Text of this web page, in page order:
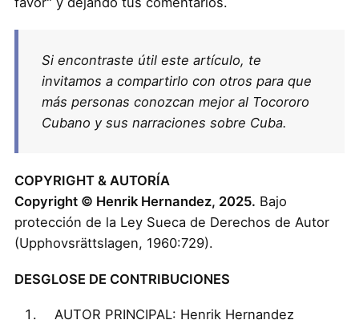
Si encontraste útil este artículo, te
invitamos a compartirlo con otros para que
más personas conozcan mejor al Tocororo
Cubano y sus narraciones sobre Cuba.
COPYRIGHT & AUTORÍA
Copyright © Henrik Hernandez, 2025. Bajo
protección de la Ley Sueca de Derechos de Autor
(Upphovsrättslagen, 1960:729).
DESGLOSE DE CONTRIBUCIONES
AUTOR PRINCIPAL: Henrik Hernandez